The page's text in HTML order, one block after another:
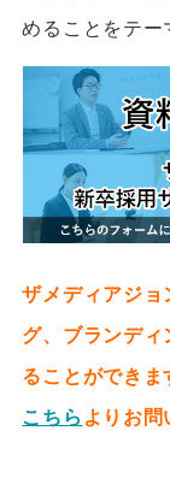
めることをテー
ザメディアジョ
グ、ブランデ
ることができ
こちら よりお問